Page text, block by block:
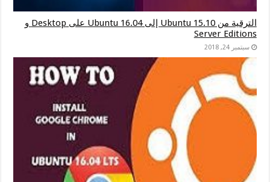
الترقية من Ubuntu 15.10 إلى Ubuntu 16.04 على Desktop و
Server Editions
سبتمبر 24, 2018